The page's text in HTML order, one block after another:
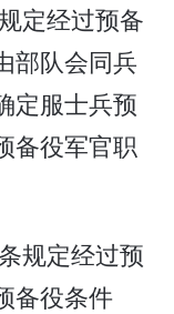
定经过预备
部队会同兵
定服士兵预
备役军官职
规定经过预
备役条件